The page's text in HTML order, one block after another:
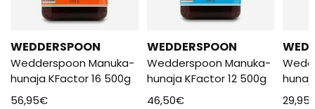
WEDDERSPOON
Wedderspoon Manuka-
hunaja KFactor 16 500g
56,95€
WEDDERSPOON
Wedderspoon Manuka-
hunaja KFactor 12 500g
46,50€
29,95